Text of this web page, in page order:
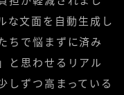
文面を自動生成し
ちで悩まずに済み
と思わせるリアル
しずつ高まっている